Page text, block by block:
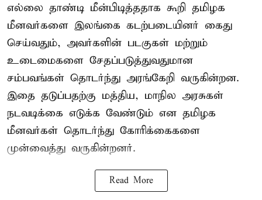
எல்லை தாண்டி மீன்பிடித்ததாக கூறி தமிழக
மீனவர்களை இலங்கை கடற்படையினர் கைது
செய்வதும், அவர்களின் படகுகள் மற்றும்
உடைமைகளை சேதப்படுத்துவதுமான
சம்பவங்கள் தொடர்ந்து அரங்கேறி வருகின்றன.
இதை தடுப்பதற்கு மத்திய, மாநில அரசுகள்
நடவடிக்கை எடுக்க வேண்டும் என தமிழக
மீனவர்கள் தொடர்ந்து கோரிக்கைகளை
முன்வைத்து வருகின்றனர்.
Read More